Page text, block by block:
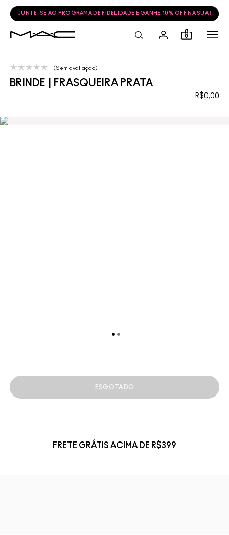
JUNTE-SE AO PROGRAMA DE FIDELIDADE E GANHE 10% OFF NA SUA
0
BRINDE | FRASQUEIRA PRATA
R$0,00
Sem avaliação
ESGOTADO
FRETE GRÁTIS ACIMA DE R$399